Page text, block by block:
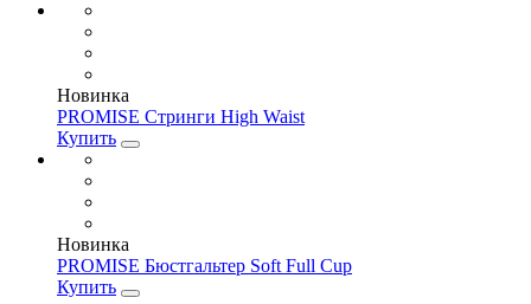
Новинка
PROMISE Стринги High Waist
Купить
Новинка
PROMISE Бюстгальтер Soft Full Cup
Купить